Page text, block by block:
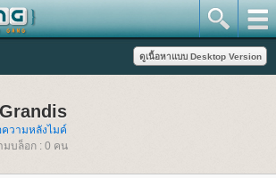
วามหลังไมค์
มบล็อก : 0 คน